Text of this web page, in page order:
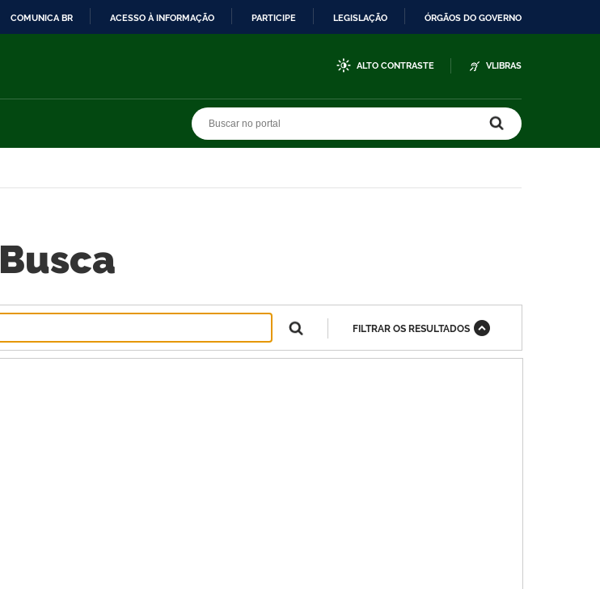
COMUNICA BR ACESSO À INFORMAÇÃO PARTICIPE LEGISLAÇÃO ÓRGÃOS DO GOVERNO
ALTO CONTRASTE VLIBRAS
Busca
FILTRAR OS RESULTADOS